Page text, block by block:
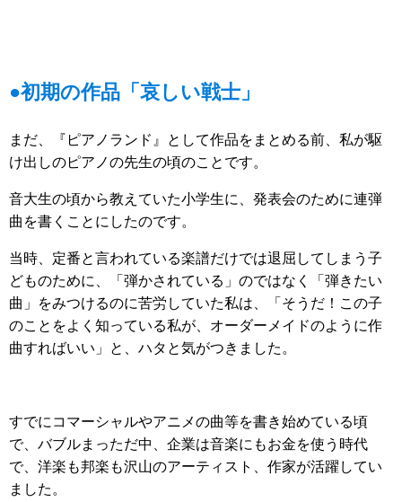
●初期の作品「哀しい戦士」
まだ、『ピアノランド』として作品をまとめる前、私が駆
け出しのピアノの先生の頃のことです。
音大生の頃から教えていた小学生に、発表会のために連弾
曲を書くことにしたのです。
当時、定番と言われている楽譜だけでは退屈してしまう子
どものために、「弾かされている」のではなく「弾きたい
曲」をみつけるのに苦労していた私は、「そうだ！この子
のことをよく知っている私が、オーダーメイドのように作
曲すればいい」と、ハタと気がつきました。
すでにコマーシャルやアニメの曲等を書き始めている頃
で、バブルまっただ中、企業は音楽にもお金を使う時代
で、洋楽も邦楽も沢山のアーティスト、作家が活躍してい
ました。